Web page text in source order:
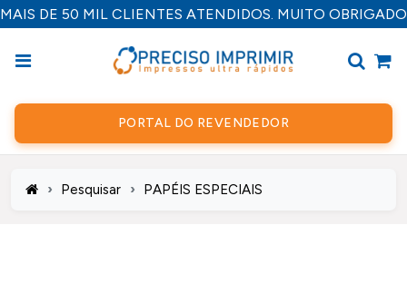
MAIS DE 50 MIL CLIENTES ATENDIDOS. MUITO OBRIGADO
PORTAL DO REVENDEDOR
Pesquisar PAPÉIS ESPECIAIS